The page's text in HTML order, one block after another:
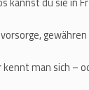
man sich –